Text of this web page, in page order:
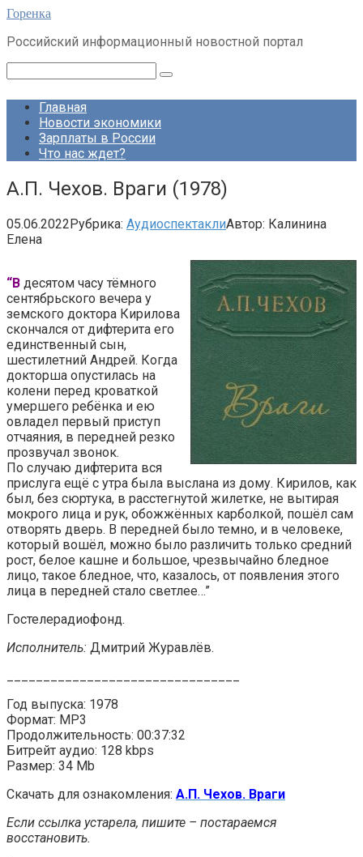
Перейти
контенту
Горенка
Российский информационный новостной портал
Главная
Новости экономики
Зарплаты в России
Что нас ждет?
А.П. Чехов. Враги (1978)
05.06.2022Рубрика: АудиоспектаклиАвтор: Калинина
Елена
“В десятом часу тёмного
сентябрьского вечера у
земского доктора Кирилова
скончался от дифтерита его
единственный сын,
шестилетний Андрей. Когда
докторша опустилась на
колени перед кроваткой
умершего ребёнка и ею
овладел первый приступ
отчаяния, в передней резко
прозвучал звонок.
По случаю дифтерита вся
прислуга ещё с утра была выслана из дому. Кирилов, как
был, без сюртука, в расстегнутой жилетке, не вытирая
мокрого лица и рук, обожжённых карболкой, пошёл сам
отворять дверь. В передней было темно, и в человеке,
который вошёл, можно было различить только средний
рост, белое кашне и большое, чрезвычайно бледное
лицо, такое бледное, что, казалось, от появления этого
лица в передней стало светлее…”
Гостелерадиофонд.
Исполнитель: Дмитрий Журавлёв.
Год выпуска: 1978
Формат: MP3
Продолжительность: 00:37:32
Битрейт аудио: 128 kbps
Размер: 34 Mb
Скачать для ознакомления: А.П. Чехов. Враги
Если ссылка устарела, пишите – постараемся
восстановить.